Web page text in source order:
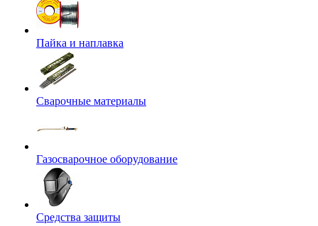
Пайка и наплавка
Сварочные материалы
Газосварочное оборудование
Средства защиты